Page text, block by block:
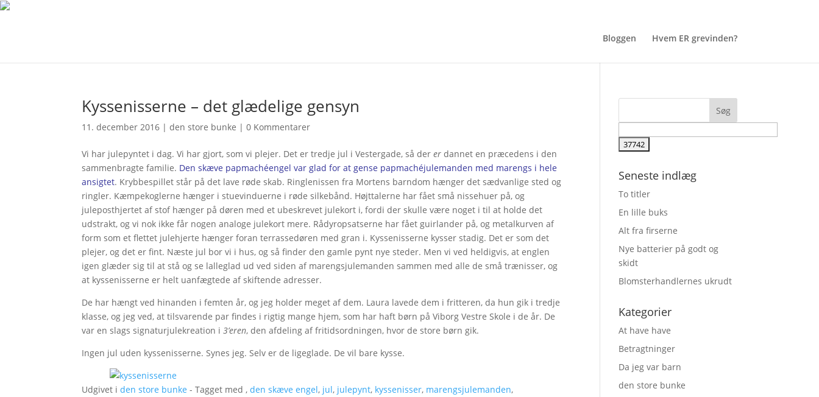
Bloggen Hvem ER grevinden?
Kyssenisserne – det glædelige gensyn
11. december 2016 |den store bunke |0 Kommentarer
Vi har julepyntet i dag. Vi har gjort, som vi plejer. Det er tredje jul i Vestergade, så derer dannet en præcedens i den
sammenbragte familie. Den skæve papmachéengel var glad for at gense papmachéjulemanden med marengs i hele
ansigtet. Krybbespillet står på det lave røde skab. Ringlenissen fra Mortens barndom hænger det sædvanlige sted og
ringler. Kæmpekoglerne hænger i stuevinduerne i røde silkebånd. Højttalerne har fået små nissehuer på, og
juleposthjertet af stof hænger på døren med et ubeskrevet julekort i, fordi der skulle være noget i til at holde det
udstrakt, og vi nok ikke får nogen analoge julekort mere. Rådyropsatserne har fået guirlander på, og metalkurven af
form som et flettet julehjerte hænger foran terrassedøren med gran i. Kyssenisserne kysser stadig. Det er som det
plejer, og det er fint. Næste jul bor vi i hus, og så finder den gamle pynt nye steder. Men vi ved heldigvis, at englen
igen glæder sig til at stå og se lalleglad ud ved siden af marengsjulemanden sammen med alle de små trænisser, og
at kyssenisserne er helt uanfægtede af skiftende adresser.
De har hængt ved hinanden i femten år, og jeg holder meget af dem. Laura lavede dem i fritteren, da hun gik i tredje
klasse, og jeg ved, at tilsvarende par findes i rigtig mange hjem, som har haft børn på Viborg Vestre Skole i de år. De
var en slags signaturjulekreation i3’eren, den afdeling af fritidsordningen, hvor de store børn gik.
Ingen jul uden kyssenisserne. Synes jeg. Selv er de ligeglade. De vil bare kysse.
Udgivet iden store bunke - Tagget med ,den skæve engel, jul, julepynt, kyssenisser, marengsjulemanden,
Seneste indlæg
To titler
En lille buks
Alt fra firserne
Nye batterier på godt og
skidt
Blomsterhandlernes ukrudt
Kategorier
At have have
Betragtninger
Da jeg var barn
den store bunke